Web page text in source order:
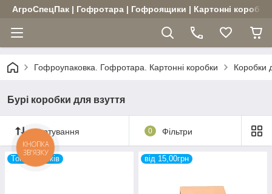
АгроСпецПак | Гофротара | Гофроящики | Картонні
Гофроупаковка. Гофротара. Картонні коробки Коробки
Бурі коробки для взуття
Сортування 0 Фільтри
Топ продажів від 15,00грн
КНОПКА
ЗВ'ЯЗКУ